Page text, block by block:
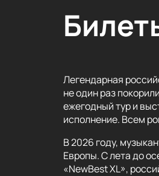
Легендарная
не один раз
ежегодный тур и
исполнение. Всем
В 2026 году,
Европы. С лета до
«NewBest XL»,